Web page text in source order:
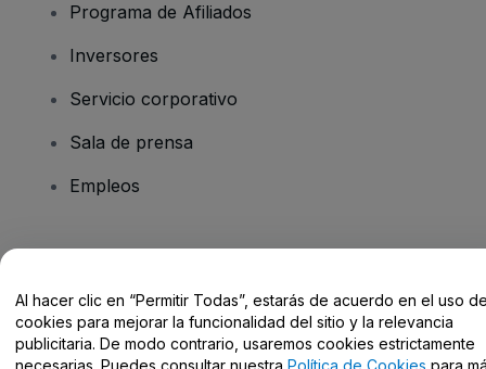
Programa de Afiliados
Inversores
Servicio corporativo
Sala de prensa
Empleos
Centro de Ayuda / Contacto
Al hacer clic en “Permitir Todas”, estarás de acuerdo en el uso
cookies para mejorar la funcionalidad del sitio y la relevancia
publicitaria. De modo contrario, usaremos cookies estrictamente
necesarias. Puedes consultar nuestra Política de Cookies para